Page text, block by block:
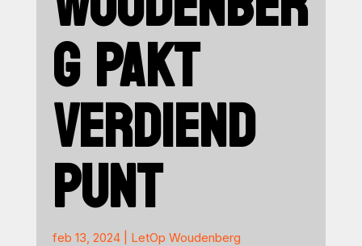
G PAKT
VERDIEND
PUNT
feb 13, 2024| LetOp Woudenberg